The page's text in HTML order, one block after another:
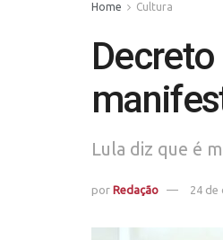
Home Cultura
Lula diz que é
por Redação 24 de